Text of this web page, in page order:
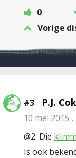
0
Vorige
#3 P.J.
10 mei 2015 ,
@2: Die
Is ook